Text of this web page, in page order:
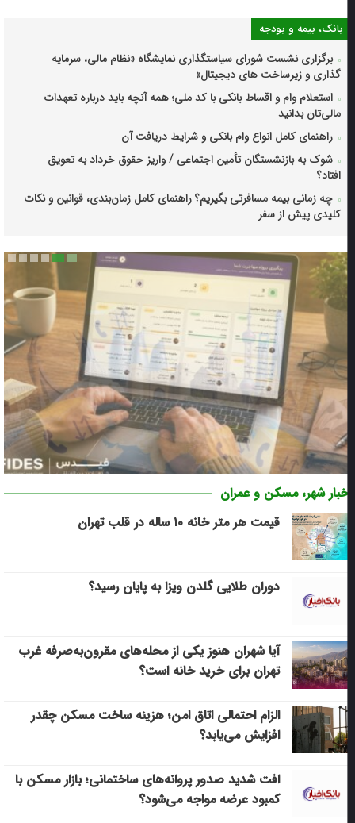
بانک، بیمه و بودجه
برگزاری نشست شورای سیاستگذاری نمایشگاه «نظام مالی، سرمایه
گذاری و زیرساخت های دیجیتال»
استعلام وام و اقساط بانکی با کد ملی؛ همه آنچه باید درباره تعهدات
مالی‌تان بدانید
راهنمای کامل انواع وام بانکی و شرایط دریافت آن
شوک به بازنشستگان تأمین اجتماعی / واریز حقوق خرداد به تعویق
افتاد؟
چه زمانی بیمه مسافرتی بگیریم؟ راهنمای کامل زمان‌بندی، قوانین و نکات
کلیدی پیش از سفر
فیدس چگونه مسیر مهاجرت را از مشاوره تا دریافت ویزا مدیریت
می‌کند؟شهر، مسکن و عمران
قیمت هر متر خانه ۱۰ ساله در قلب تهران
دوران طلایی گلدن ویزا به پایان رسید؟
آیا شهران هنوز یکی از محله‌های مقرون‌به‌صرفه غرب
تهران برای خرید خانه است؟
الزام احتمالی اتاق امن؛ هزینه ساخت مسکن چقدر
افزایش می‌یابد؟
افت شدید صدور پروانه‌های ساختمانی؛ بازار مسکن با
کمبود عرضه مواجه می‌شود؟